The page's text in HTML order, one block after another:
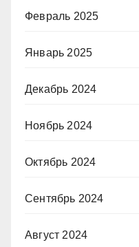
Февраль 2025
Январь 2025
Декабрь 2024
Ноябрь 2024
Октябрь 2024
Сентябрь 2024
Август 2024